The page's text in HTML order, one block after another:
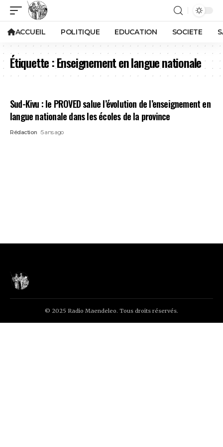
ACCUEIL POLITIQUE EDUCATION SOCIETE
Étiquette :Enseignement en langue nationale
Sud-Kivu : le PROVED salue l’évolution de l’enseignement en
langue nationale dans les écoles de la province
Rédaction 5 ans ago
© 2025 Radio Maendeleo. Tous droits réservés.